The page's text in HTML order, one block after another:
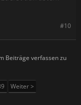
#10
Beiträge verfassen zu
Weiter >